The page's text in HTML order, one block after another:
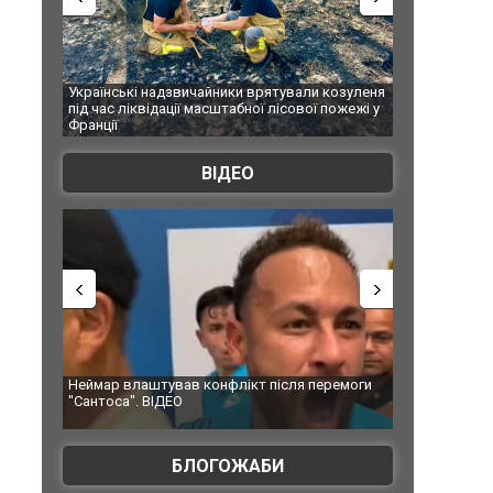
Українські надзвичайники врятували козуленя
під час ліквідації масштабної лісової пожежі у
Франції
ВІДЕО
Неймар влаштував конфлікт після перемоги
"Сантоса". ВІДЕО
БЛОГОЖАБИ